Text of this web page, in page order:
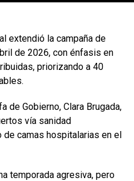
extendió la campaña de
de 2026, con énfasis en
priorizando a 40
de Gobierno, Clara Brugada,
vía sanidad
camas hospitalarias en el
temporada agresiva, pero